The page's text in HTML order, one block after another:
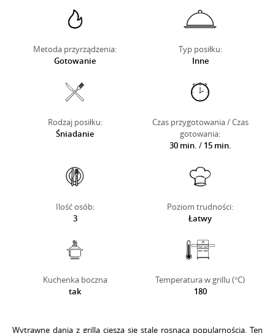
Metoda przyrządzenia:
Gotowanie
Typ posiłku:
Inne
Rodzaj posiłku:
Śniadanie
Czas przygotowania / Czas
gotowania:
30 min. / 15 min.
Ilość osób:
3
Poziom trudności:
Łatwy
Kuchenka boczna
tak
Temperatura w grillu (°C)
180
Wytrawne dania z grilla cieszą się stale rosnącą popularnością. Ten